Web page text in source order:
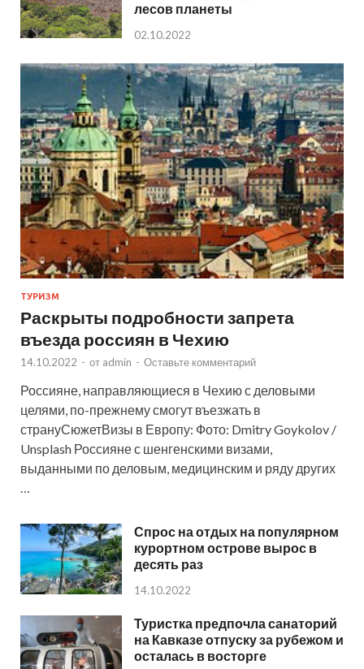
лесов планеты
02.10.2022
ТУРИЗМ
Раскрыты подробности запрета
въезда россиян в Чехию
14.10.2022 - от admin - Оставьте комментарий
Россияне, направляющиеся в Чехию с деловыми
целями, по-прежнему смогут въезжать в
странуСюжетВизы в Европу: Фото: Dmitry Goykolov /
Unsplash Россияне с шенгенскими визами,
выданными по деловым, медицинским и ряду других
…
Спрос на отдых на популярном
курортном острове вырос в
десять раз
14.10.2022
Туристка предпочла санаторий
на Кавказе отпуску за рубежом и
осталась в восторге